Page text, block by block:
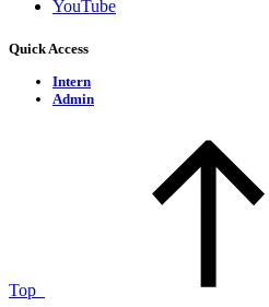
YouTube
Quick Access
Intern
Admin
Top